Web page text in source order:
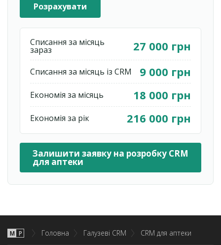
Розрахувати
Списання за місяць
зараз 27 000 грн
Списання за місяць із CRM 9 000 грн
Економія за місяць 18 000 грн
Економія за рік 216 000 грн
Залишити заявку на розробку CRM
для аптеки
М P Головна Галузеві CRM CRM для аптеки